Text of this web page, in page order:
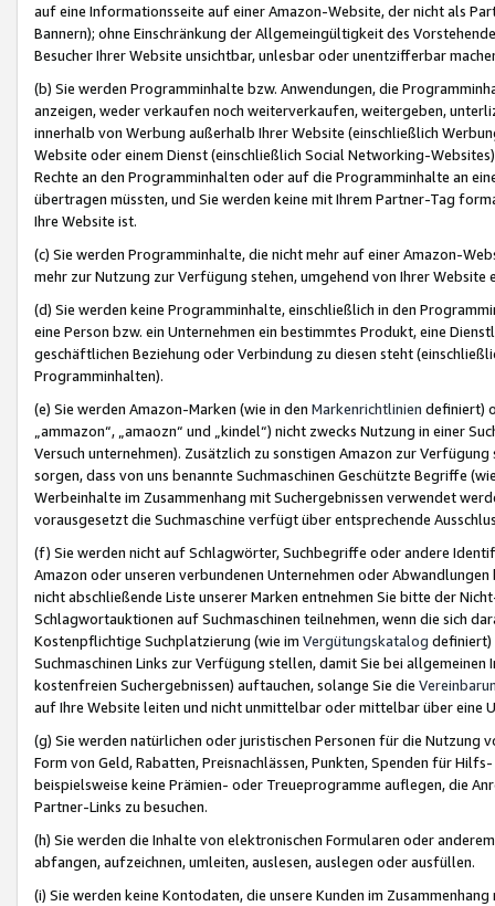
auf eine Informationsseite auf einer Amazon-Website, der nicht als
Bannern); ohne Einschränkung der Allgemeingültigkeit des
Besucher Ihrer Website unsichtbar, unlesbar oder unentzifferbar
(b) Sie werden Programminhalte bzw. Anwendungen, die
anzeigen, weder verkaufen noch weiterverkaufen, weitergeben,
innerhalb von Werbung außerhalb Ihrer Website (einschließlich
Website oder einem Dienst (einschließlich Social Networking-
Rechte an den Programminhalten oder auf die Programminhalte an
übertragen müssten, und Sie werden keine mit Ihrem Partner-Tag
Ihre Website ist.
(c) Sie werden Programminhalte, die nicht mehr auf einer Amazon-
mehr zur Nutzung zur Verfügung stehen, umgehend von Ihrer
(d) Sie werden keine Programminhalte, einschließlich in den
eine Person bzw. ein Unternehmen ein bestimmtes Produkt, eine
geschäftlichen Beziehung oder Verbindung zu diesen steht
Programminhalten).
(e) Sie werden Amazon-Marken (wie in den Markenrichtlinien definiert)
„ammazon“, „amaozn“ und „kindel“) nicht zwecks Nutzung in einer
Versuch unternehmen). Zusätzlich zu sonstigen Amazon zur
sorgen, dass von uns benannte Suchmaschinen Geschützte Begriffe
Werbeinhalte im Zusammenhang mit Suchergebnissen verwendet
vorausgesetzt die Suchmaschine verfügt über entsprechende
(f) Sie werden nicht auf Schlagwörter, Suchbegriffe oder andere
Amazon oder unseren verbundenen Unternehmen oder
nicht abschließende Liste unserer Marken entnehmen Sie bitte der
Schlagwortauktionen auf Suchmaschinen teilnehmen, wenn die sich
Kostenpflichtige Suchplatzierung (wie im Vergütungskatalog definiert)
Suchmaschinen Links zur Verfügung stellen, damit Sie bei
kostenfreien Suchergebnissen) auftauchen, solange Sie die
auf Ihre Website leiten und nicht unmittelbar oder mittelbar über eine
(g) Sie werden natürlichen oder juristischen Personen für die Nutzung
Form von Geld, Rabatten, Preisnachlässen, Punkten, Spenden für
beispielsweise keine Prämien- oder Treueprogramme auflegen, die
Partner-Links zu besuchen.
(h) Sie werden die Inhalte von elektronischen Formularen oder
abfangen, aufzeichnen, umleiten, auslesen, auslegen oder ausfüllen.
(i) Sie werden keine Kontodaten, die unsere Kunden im